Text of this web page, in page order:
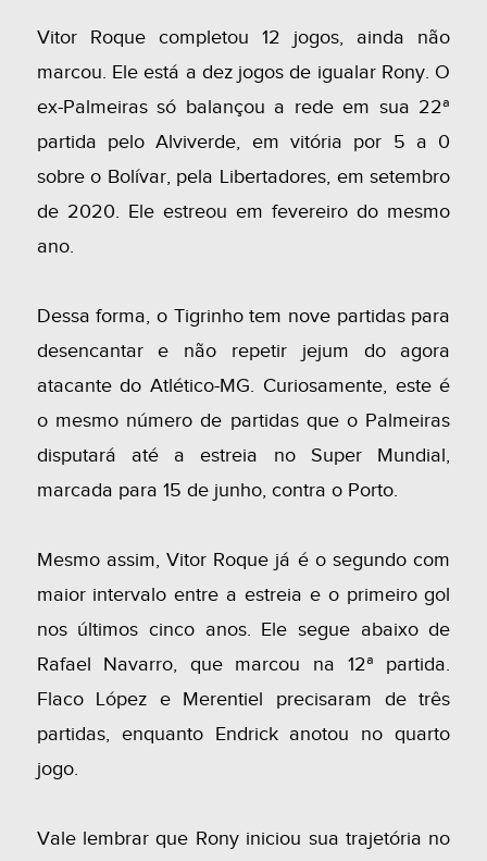
Vitor Roque completou 12 jogos, ainda não
marcou. Ele está a dez jogos de igualar Rony. O
ex-Palmeiras só balançou a rede em sua 22ª
partida pelo Alviverde, em vitória por 5 a 0
sobre o Bolívar, pela Libertadores, em setembro
de 2020. Ele estreou em fevereiro do mesmo
ano.
Dessa forma, o Tigrinho tem nove partidas para
desencantar e não repetir jejum do agora
atacante do Atlético-MG. Curiosamente, este é
o mesmo número de partidas que o Palmeiras
disputará até a estreia no Super Mundial,
marcada para 15 de junho, contra o Porto.
Mesmo assim, Vitor Roque já é o segundo com
maior intervalo entre a estreia e o primeiro gol
nos últimos cinco anos. Ele segue abaixo de
Rafael Navarro, que marcou na 12ª partida.
Flaco López e Merentiel precisaram de três
partidas, enquanto Endrick anotou no quarto
jogo.
Vale lembrar que Rony iniciou sua trajetória no